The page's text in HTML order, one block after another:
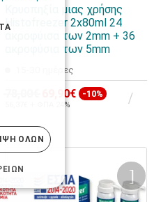
Κρυοπηξία μιας χρήσης
Histofreezer 2x80ml 24
ακροφύισα των 2mm + 36
ακροφύσια των 5mm
15-30 ημέρες
69,90€ -10%
56,37€ + ΦΠΑ 24%
ΌΛΩΝ